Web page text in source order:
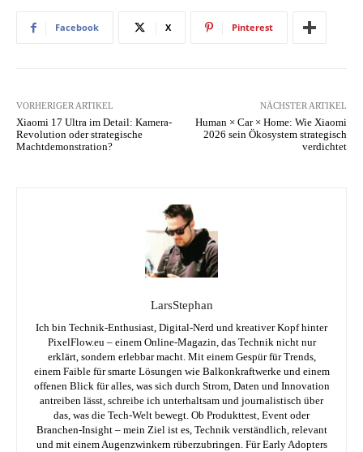
Facebook X Pinterest
VORHERIGER ARTIKEL
Xiaomi 17 Ultra im Detail: Kamera-
Revolution oder strategische
Machtdemonstration?
NÄCHSTER ARTIKEL
Human × Car × Home: Wie Xiaomi
2026 sein Ökosystem strategisch
verdichtet
LarsStephan
Ich bin Technik-Enthusiast, Digital-Nerd und kreativer Kopf hinter
PixelFlow.eu – einem Online-Magazin, das Technik nicht nur
erklärt, sondern erlebbar macht. Mit einem Gespür für Trends,
einem Faible für smarte Lösungen wie Balkonkraftwerke und einem
offenen Blick für alles, was sich durch Strom, Daten und Innovation
antreiben lässt, schreibe ich unterhaltsam und journalistisch über
das, was die Tech-Welt bewegt. Ob Produkttest, Event oder
Branchen-Insight – mein Ziel ist es, Technik verständlich, relevant
und mit einem Augenzwinkern rüberzubringen. Für Early Adopters